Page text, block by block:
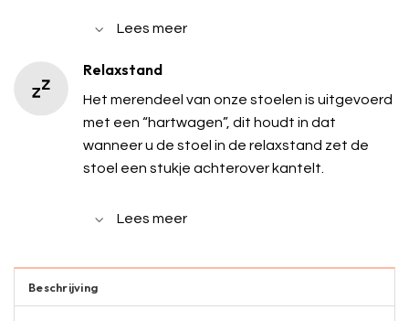
Lees meer
Relaxstand
Het merendeel van onze stoelen is uitgevoerd
met een “hartwagen”, dit houdt in dat
wanneer u de stoel in de relaxstand zet de
stoel een stukje achterover kantelt.
Lees meer
Beschrijving